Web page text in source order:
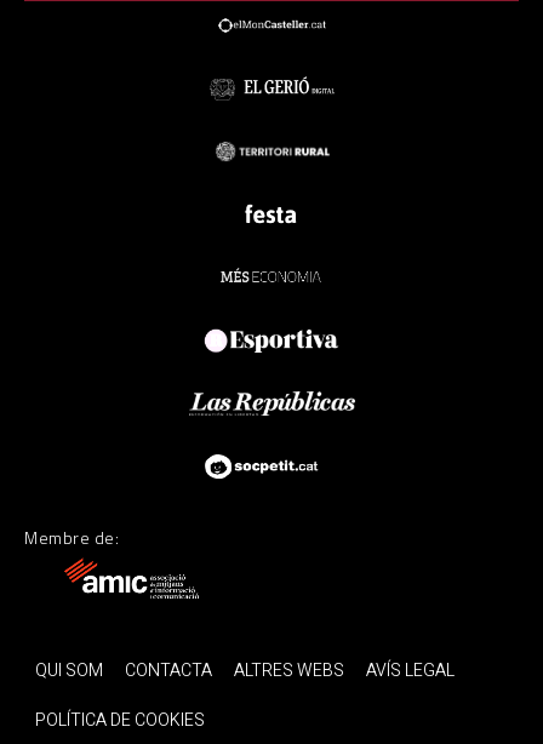
Membre de:
QUI SOM CONTACTA ALTRES WEBS
AVÍS LEGAL
POLÍTICA DE COOKIES